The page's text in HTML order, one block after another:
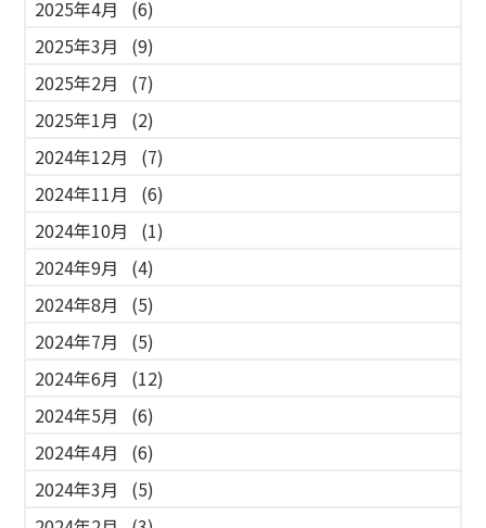
2025年4月
(6)
2025年3月
(9)
2025年2月
(7)
2025年1月
(2)
2024年12月
(7)
2024年11月
(6)
2024年10月
(1)
2024年9月
(4)
2024年8月
(5)
2024年7月
(5)
2024年6月
(12)
2024年5月
(6)
2024年4月
(6)
2024年3月
(5)